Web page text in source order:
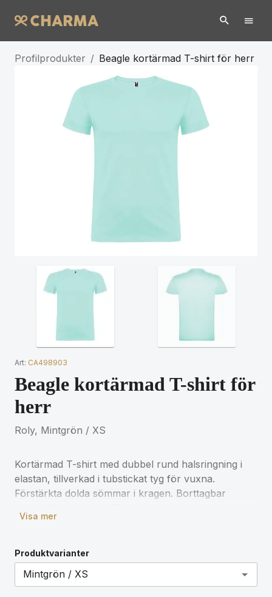
Profilprodukter / Beagle kortärmad T-shirt för herr
Art: CA498903
Beagle kortärmad T-shirt för
herr
Roly, Mintgrön / XS
Kortärmad T-shirt med dubbel rund halsringning i
elastan, tillverkad i tubstickat tyg för vuxna.
Förstärkta dolda sömmar i kragen. Borttagbar
Visa mer
Produktvarianter